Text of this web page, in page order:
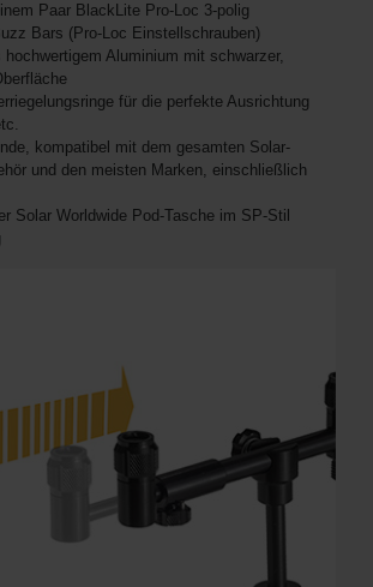
Paar BlackLite Pro-Loc 3-polig
Bars (Pro-Loc Einstellschrauben)
hochwertigem Aluminium mit schwarzer,
für die perfekte Ausrichtung
kompatibel mit dem gesamten Solar-
und den meisten Marken, einschließlich
Solar Worldwide Pod-Tasche im SP-Stil